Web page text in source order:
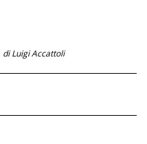
di Luigi Accattoli